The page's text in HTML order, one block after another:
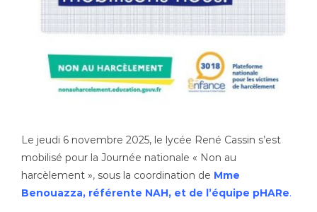
Le jeudi 6 novembre 2025, le lycée René Cassin s’est
mobilisé pour la Journée nationale « Non au
harcèlement », sous la coordination de Mme
Benouazza, référente NAH, et de l’équipe pHARe.